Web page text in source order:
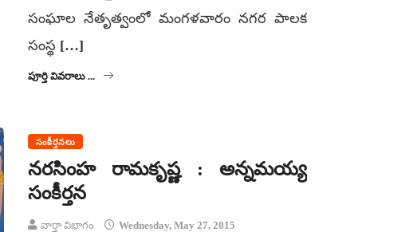
సంఘాల నేతృత్వంలో మంగళవారం నగర పాలక
సంస్థ […]
పూర్తి వివరాలు ...
సంకీర్తనలు
నరసింహ రామకృష్ణ : అన్నమయ్య
సంకీర్తన
వార్తా విభాగం Wednesday, May 27, 2015